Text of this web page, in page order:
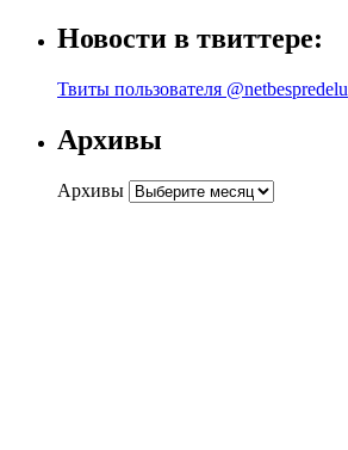
Новости в твиттере:
Твиты пользователя @netbespredelu
Архивы
Архивы